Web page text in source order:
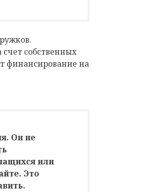
собственных
финансирование на
Он не
или
Это